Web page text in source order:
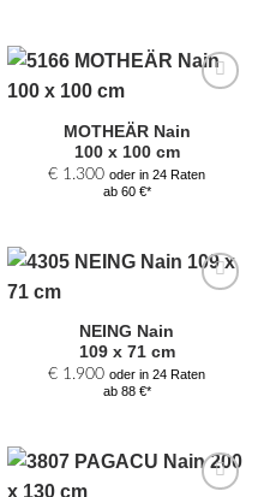
Auswahl
hinzufügen
MOTHEÄR Nain
100 x 100 cm
€ 1.300 oder in 24 Raten
ab 60 €*
hinzufügen
NEING Nain
109 x 71 cm
€ 1.900 oder in 24 Raten
ab 88 €*